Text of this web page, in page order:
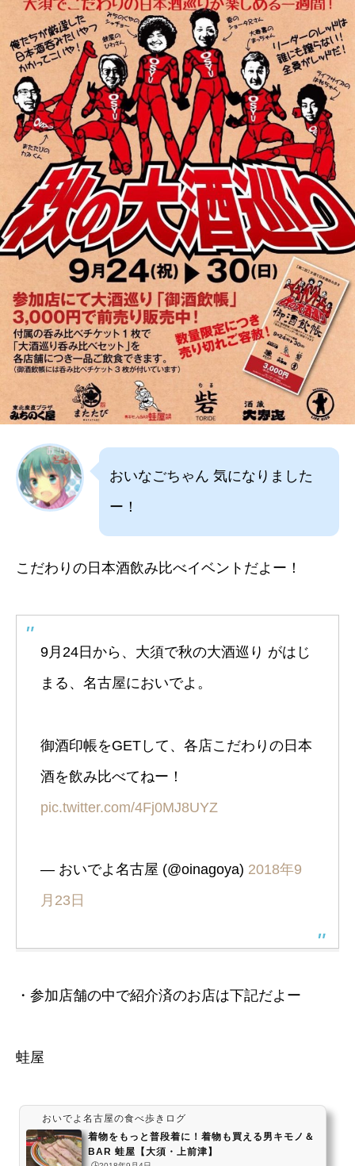
おいなごちゃん 気になりました
ー！
こだわりの日本酒飲み比べイベントだよー！
9月24日から、大須で秋の大酒巡り がはじ
まる、名古屋においでよ。
御酒印帳をGETして、各店こだわりの日本
酒を飲み比べてねー！
pic.twitter.com/4Fj0MJ8UYZ
— おいでよ名古屋 (@oinagoya) 2018年9
月23日
・参加店舗の中で紹介済のお店は下記だよー
蛙屋
おいでよ名古屋の食べ歩きログ
着物をもっと普段着に！着物も買える男キモノ＆
BAR 蛙屋【大須・上前津】